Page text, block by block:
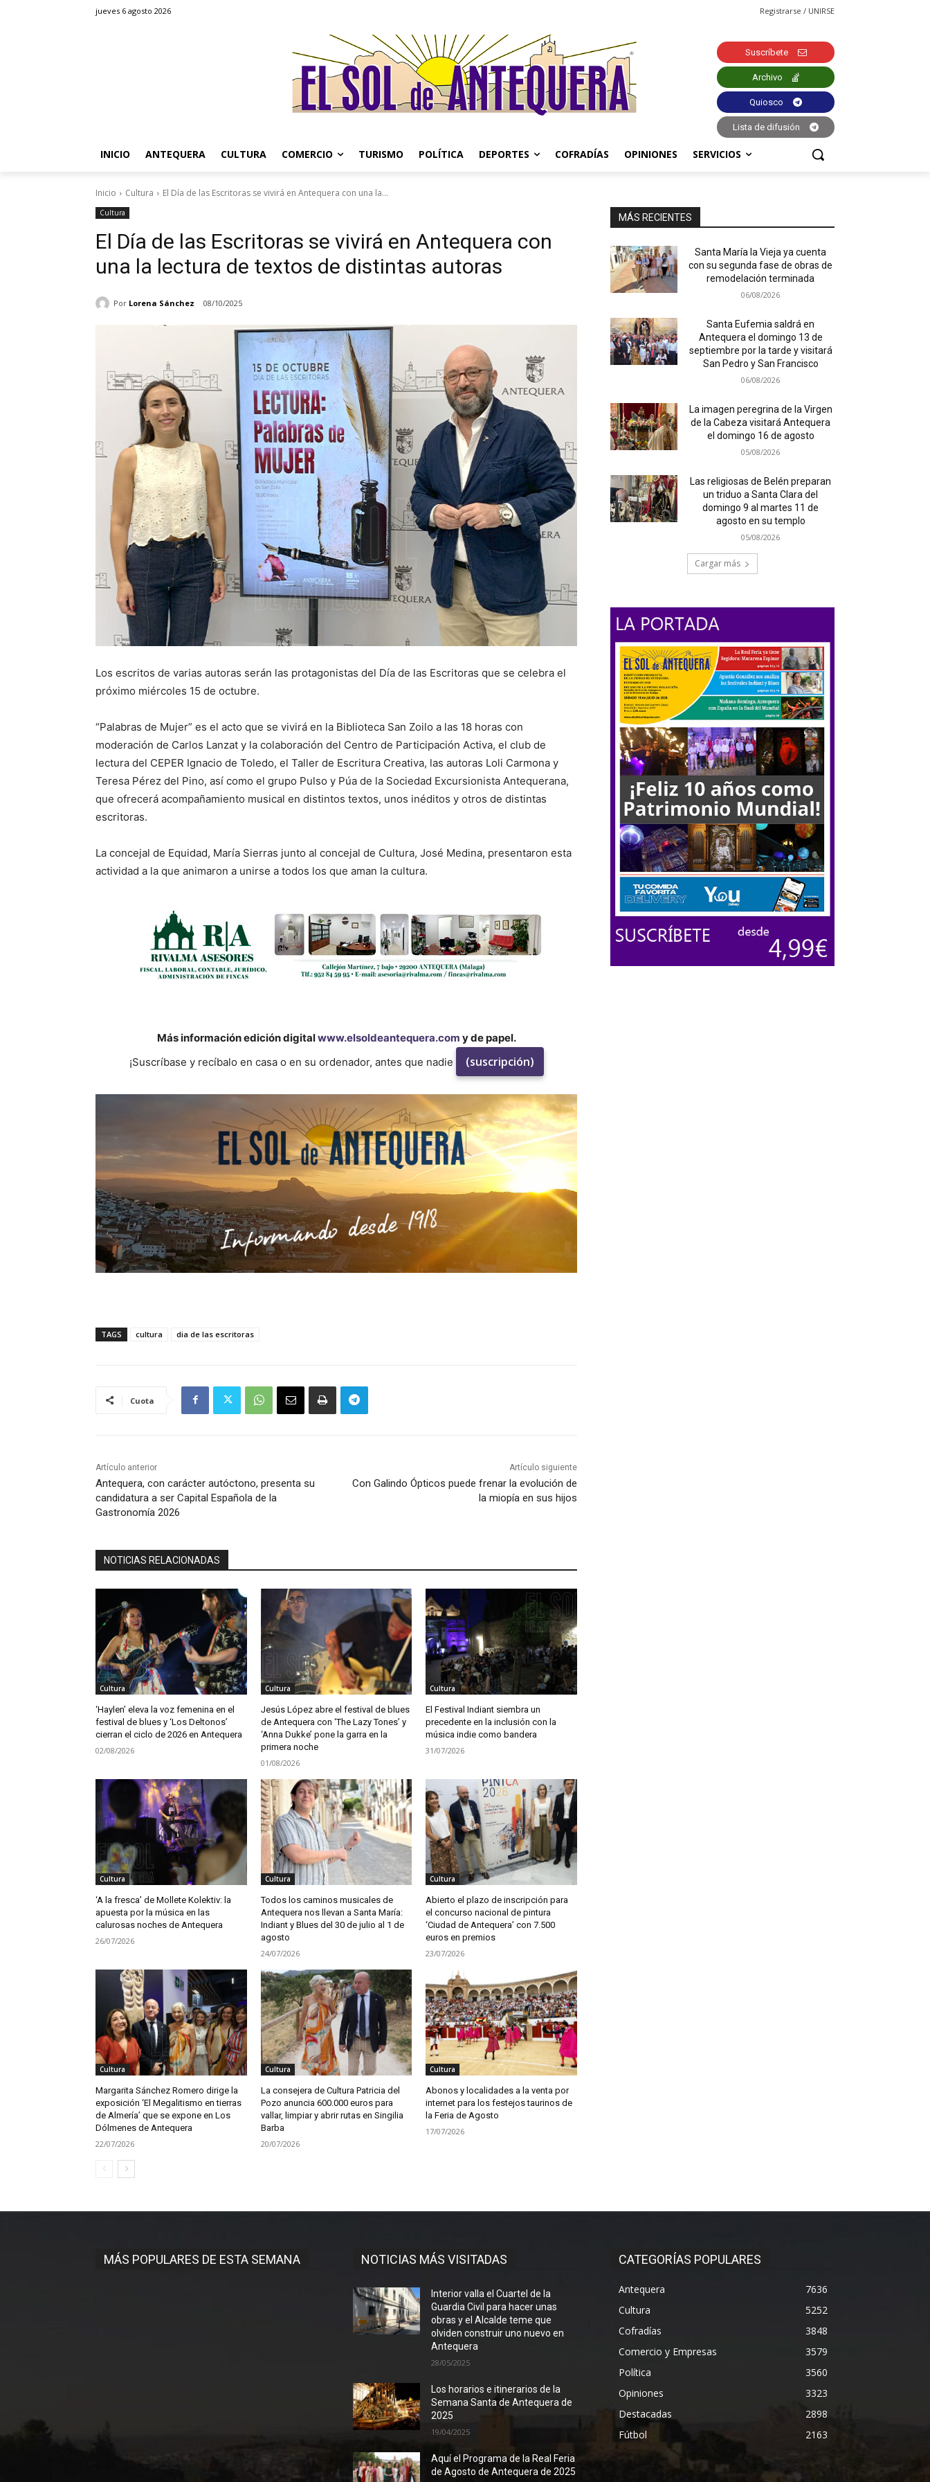
jueves 6 agosto 2026 Registrarse / UNIRSE
Suscríbete
Archivo
Quiosco
Lista de difusión
INICIO ANTEQUERA CULTURA COMERCIO TURISMO POLÍTICA DEPORTES COFRADÍAS OPINIONES SERVICIOS
Inicio Cultura El Día de las Escritoras se vivirá en Antequera con una la...
Cultura
El Día de las Escritoras se vivirá en Antequera con
una la lectura de textos de distintas autoras
Por Lorena Sánchez 08/10/2025
Los escritos de varias autoras serán las protagonistas del Día de las Escritoras que se celebra el
próximo miércoles 15 de octubre.
“Palabras de Mujer” es el acto que se vivirá en la Biblioteca San Zoilo a las 18 horas con
moderación de Carlos Lanzat y la colaboración del Centro de Participación Activa, el club de
lectura del CEPER Ignacio de Toledo, el Taller de Escritura Creativa, las autoras Loli Carmona y
Teresa Pérez del Pino, así como el grupo Pulso y Púa de la Sociedad Excursionista Antequerana,
que ofrecerá acompañamiento musical en distintos textos, unos inéditos y otros de distintas
escritoras.
La concejal de Equidad, María Sierras junto al concejal de Cultura, José Medina, presentaron esta
actividad a la que animaron a unirse a todos los que aman la cultura.
Más información edición digitalwww.elsoldeantequera.com y de papel.
¡Suscríbase y recíbalo en casa o en su ordenador, antes que nadie
(suscripción)
TAGS cultura dia de las escritoras
Cuota
Artículo anterior
Antequera, con carácter autóctono, presenta su
candidatura a ser Capital Española de la
Gastronomía 2026
Artículo siguiente
Con Galindo Ópticos puede frenar la evolución de
la miopía en sus hijos
NOTICIAS RELACIONADAS
Cultura
‘Haylen’ eleva la voz femenina en el
festival de blues y ‘Los Deltonos’
cierran el ciclo de 2026 en Antequera
02/08/2026
Cultura
Jesús López abre el festival de blues
de Antequera con ‘The Lazy Tones’ y
‘Anna Dukke’ pone la garra en la
primera noche
01/08/2026
Cultura
El Festival Indiant siembra un
precedente en la inclusión con la
música indie como bandera
31/07/2026
Cultura
‘A la fresca’ de Mollete Kolektiv: la
apuesta por la música en las
calurosas noches de Antequera
26/07/2026
Cultura
Todos los caminos musicales de
Antequera nos llevan a Santa María:
Indiant y Blues del 30 de julio al 1 de
agosto
24/07/2026
Cultura
Abierto el plazo de inscripción para
el concurso nacional de pintura
‘Ciudad de Antequera’ con 7.500
euros en premios
23/07/2026
Cultura
Margarita Sánchez Romero dirige la
exposición ‘El Megalitismo en tierras
de Almería’ que se expone en Los
Dólmenes de Antequera
22/07/2026
Cultura
La consejera de Cultura Patricia del
Pozo anuncia 600.000 euros para
vallar, limpiar y abrir rutas en Singilia
Barba
20/07/2026
Cultura
Abonos y localidades a la venta por
internet para los festejos taurinos de
la Feria de Agosto
17/07/2026
MÁS RECIENTES
Santa María la Vieja ya cuenta
con su segunda fase de obras de
remodelación terminada
06/08/2026
Santa Eufemia saldrá en
Antequera el domingo 13 de
septiembre por la tarde y visitará
San Pedro y San Francisco
06/08/2026
La imagen peregrina de la Virgen
de la Cabeza visitará Antequera
el domingo 16 de agosto
05/08/2026
Las religiosas de Belén preparan
un triduo a Santa Clara del
domingo 9 al martes 11 de
agosto en su templo
05/08/2026
Cargar más
MÁS POPULARES DE ESTA SEMANA NOTICIAS MÁS VISITADAS
Interior valla el Cuartel de la
Guardia Civil para hacer unas
obras y el Alcalde teme que
olviden construir uno nuevo en
Antequera
28/05/2025
Los horarios e itinerarios de la
Semana Santa de Antequera de
2025
19/04/2025
Aquí el Programa de la Real Feria
de Agosto de Antequera de 2025
CATEGORÍAS POPULARES
Antequera
7636
Cultura
5252
Cofradías
3848
Comercio y Empresas
3579
Política
3560
Opiniones
3323
Destacadas
2898
Fútbol
2163